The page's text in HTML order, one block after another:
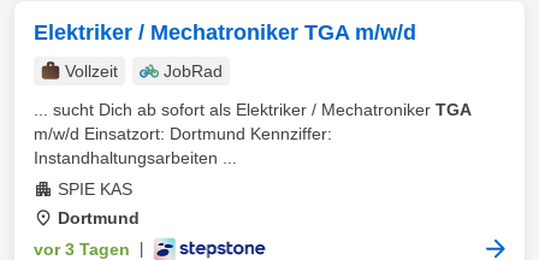
Elektriker / Mechatroniker TGA m/w/d
Vollzeit
JobRad
... sucht Dich ab sofort als Elektriker / Mechatroniker TGA
m/w/d Einsatzort: Dortmund Kennziffer:
Instandhaltungsarbeiten ...
SPIE KAS
Dortmund
vor 3 Tagen